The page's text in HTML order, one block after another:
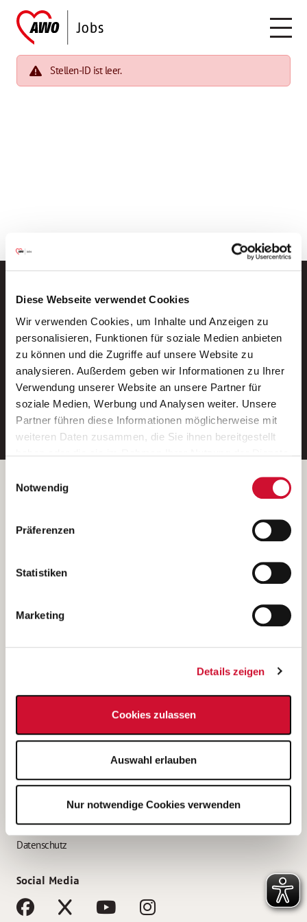
Diese Webseite verwendet Cookies
Wir verwenden Cookies, um Inhalte und Anzeigen zu
personalisieren, Funktionen für soziale Medien anbieten
zu können und die Zugriffe auf unsere Website zu
analysieren. Außerdem geben wir Informationen zu Ihrer
Verwendung unserer Website an unsere Partner für
soziale Medien, Werbung und Analysen weiter. Unsere
Partner führen diese Informationen möglicherweise mit
weiteren Daten zusammen, die Sie ihnen bereitgestellt
Wenn Sie auf „Cookies zulassen“ klicken, so stimmen
Sie der Speicherung sämtlicher Cookies zu. Sie können
Ihre Einwilligung selbstverständlich jederzeit widerrufen,
indem Sie die Cookie-Einstellungen aufrufen und diese
unsererDatenschutzerklärung
Notwendig
Präferenzen
Statistiken
Marketing
Details zeigen
Cookies zulassen
Auswahl erlauben
Nur notwendige Cookies verwenden
Stellen-ID ist leer.
Neue Stellen per E-Mail.
Ein kostenloser Service von AWO
Jobs.
E-Mail-Adresse eintragen
Betreiber der Webseite
Kantstraße 45a
(Ein Tochterunternehmen des AWO Bezirksverbandes Unterfranken
e.V.)
Bewerbung als Altenpflegehelfer*in
Bewerbung als Erzieher*in
AWO Gliederungen nach Bundesland
Impressum
Datenschutz
Social Media